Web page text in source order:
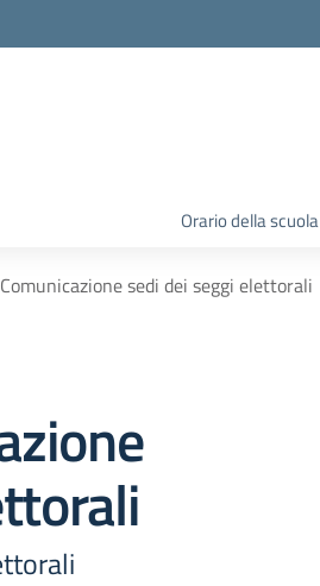
Orario della scuola
sedi dei seggi elettorali